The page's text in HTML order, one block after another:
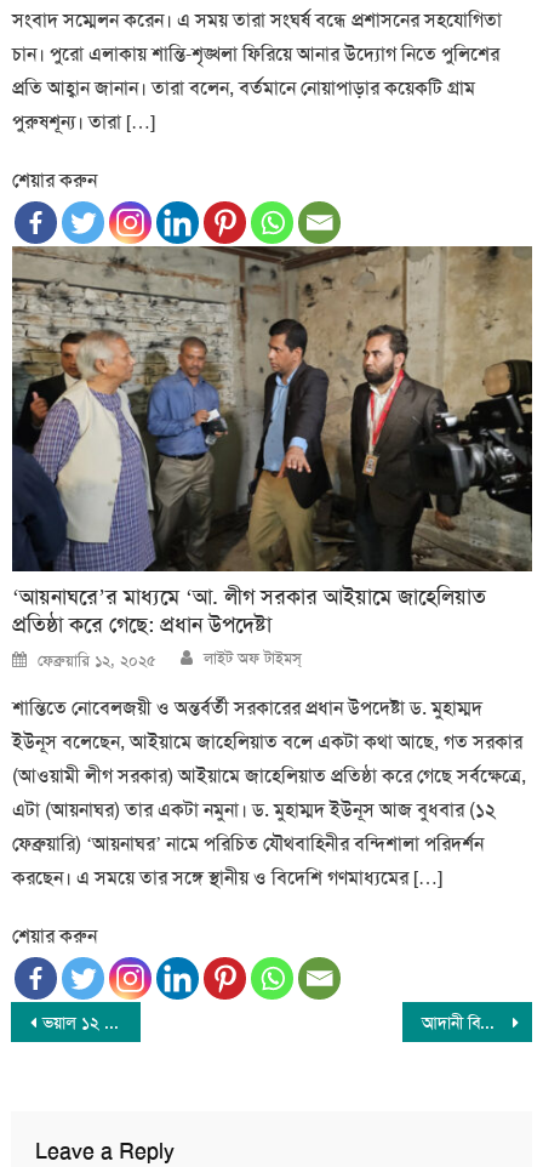
সংবাদ সম্মেলন করেন। এ সময় তারা সংঘর্ষ বন্ধে প্রশাসনের সহযোগিতা
চান। পুরো এলাকায় শান্তি-শৃঙ্খলা ফিরিয়ে আনার উদ্যোগ নিতে পুলিশের
প্রতি আহ্বান জানান। তারা বলেন, বর্তমানে নোয়াপাড়ার কয়েকটি গ্রাম
পুরুষশূন্য। তারা […]
শেয়ার করুন
‘আয়নাঘরে’র মাধ্যমে ‘আ. লীগ সরকার আইয়ামে জাহেলিয়াত
প্রতিষ্ঠা করে গেছে: প্রধান উপদেষ্টা
Posted
on
ফেব্রুয়ারি ১২, ২০২৫ Author
লাইট অফ টাইমস্
শান্তিতে নোবেলজয়ী ও অন্তর্বর্তী সরকারের প্রধান উপদেষ্টা ড. মুহাম্মদ
ইউনূস বলেছেন, আইয়ামে জাহেলিয়াত বলে একটা কথা আছে, গত সরকার
(আওয়ামী লীগ সরকার) আইয়ামে জাহেলিয়াত প্রতিষ্ঠা করে গেছে সর্বক্ষেত্রে,
এটা (আয়নাঘর) তার একটা নমুনা। ড. মুহাম্মদ ইউনূস আজ বুধবার (১২
ফেব্রুয়ারি) ‘আয়নাঘর’ নামে পরিচিত যৌথবাহিনীর বন্দিশালা পরিদর্শন
করছেন। এ সময়ে তার সঙ্গে স্থানীয় ও বিদেশি গণমাধ্যমের […]
শেয়ার করুন
Post
ভয়াল ১২ নভেম্বর আজ: কলাপাড়ায় নিহতদের স্মরণে দোয়া, মোমবাতি প্রজ্জ্বলন ও উপকূল দিবস ঘোষণার দাবি আদানী বিদ্যুৎ চুক্তি শেখ হাসিনার ব্যক্তিস্বার্থে করা হয়েছে: পটুয়াখালীতে রিজভী
Leave a Reply